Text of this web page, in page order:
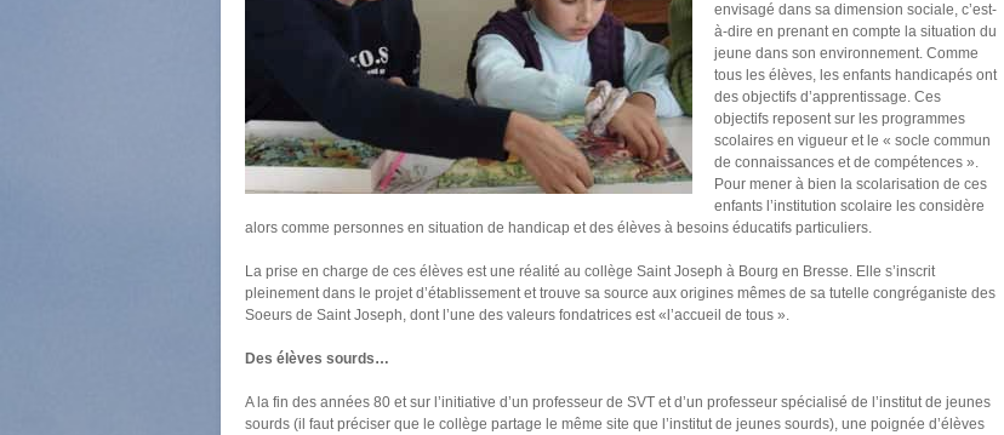
envisagé dans sa dimension sociale, c’est-
à-dire en prenant en compte la situation du
jeune dans son environnement. Comme
tous les élèves, les enfants handicapés ont
des objectifs d’apprentissage. Ces
objectifs reposent sur les programmes
scolaires en vigueur et le « socle commun
de connaissances et de compétences ».
Pour mener à bien la scolarisation de ces
enfants l’institution scolaire les considère
alors comme personnes en situation de handicap et des élèves à besoins éducatifs particuliers.
La prise en charge de ces élèves est une réalité au collège Saint Joseph à Bourg en Bresse. Elle s’inscrit
pleinement dans le projet d’établissement et trouve sa source aux origines mêmes de sa tutelle congréganiste des
Soeurs de Saint Joseph, dont l’une des valeurs fondatrices est «l’accueil de tous ».
Des élèves sourds…
A la fin des années 80 et sur l’initiative d’un professeur de SVT et d’un professeur spécialisé de l’institut de jeunes
sourds (il faut préciser que le collège partage le même site que l’institut de jeunes sourds), une poignée d’élèves